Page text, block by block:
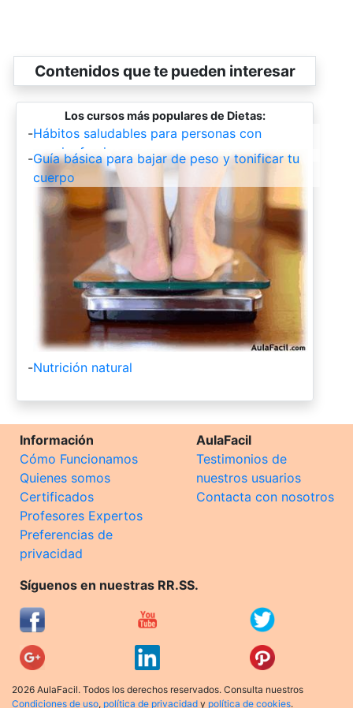
Contenidos que te pueden interesar
Los cursos más populares de Dietas:
-Hábitos saludables para personas con
esquizofrenia.
-Guía básica para bajar de peso y tonificar tu
cuerpo
-Nutrición natural
Información
Cómo Funcionamos
Quienes somos
Certificados
Profesores Expertos
Preferencias de
privacidad
AulaFacil
Testimonios de
nuestros usuarios
Contacta con nosotros
Síguenos en nuestras RR.SS.
2026 AulaFacil. Todos los derechos reservados. Consulta nuestros
Condiciones de uso, política de privacidad y política de cookies.